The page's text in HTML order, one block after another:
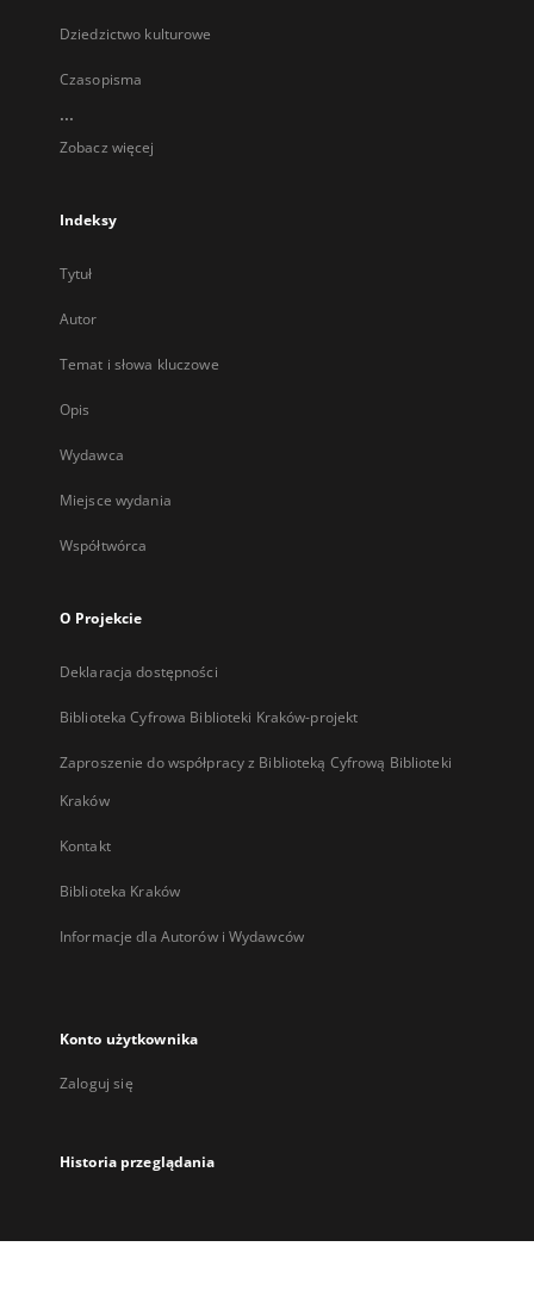
Dziedzictwo kulturowe
Czasopisma
...
Zobacz więcej
Indeksy
Tytuł
Autor
Temat i słowa kluczowe
Opis
Wydawca
Miejsce wydania
Współtwórca
O Projekcie
Deklaracja dostępności
Biblioteka Cyfrowa Biblioteki Kraków-projekt
Zaproszenie do współpracy z Biblioteką Cyfrową Biblioteki
Kraków
Kontakt
Biblioteka Kraków
Informacje dla Autorów i Wydawców
Konto użytkownika
Zaloguj się
Historia przeglądania